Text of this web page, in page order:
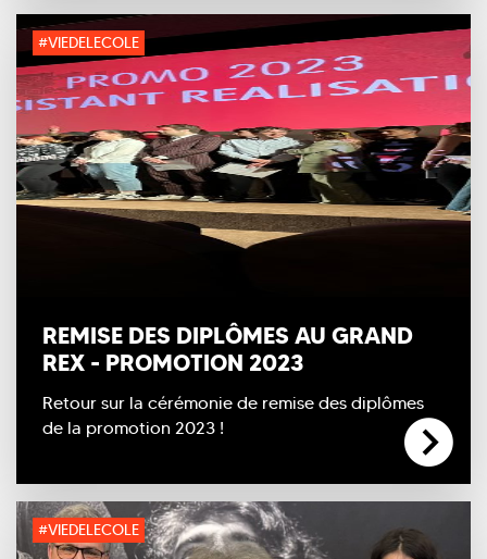
#VIEDELECOLE
REMISE DES DIPLÔMES AU GRAND
REX - PROMOTION 2023
Retour sur la cérémonie de remise des diplômes
de la promotion 2023 !
#VIEDELECOLE